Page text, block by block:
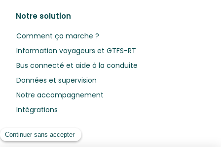
Notre solution
Comment ça marche ?
Information voyageurs et GTFS-RT
Bus connecté et aide à la conduite
Données et supervision
Notre accompagnement
Intégrations
Ressources